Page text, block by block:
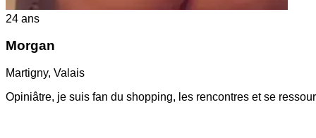
24 ans
Morgan
Martigny, Valais
Opiniâtre, je suis fan du shopping, les rencontres et se